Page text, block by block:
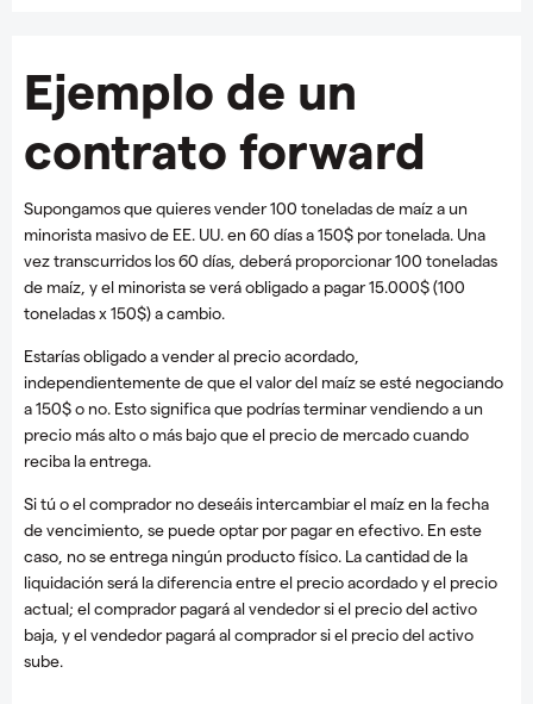
Ejemplo de un
contrato forward
Supongamos que quieres vender 100 toneladas de maíz a un
minorista masivo de EE. UU. en 60 días a 150$ por tonelada. Una
vez transcurridos los 60 días, deberá proporcionar 100 toneladas
de maíz, y el minorista se verá obligado a pagar 15.000$ (100
toneladas x 150$) a cambio.
Estarías obligado a vender al precio acordado,
independientemente de que el valor del maíz se esté negociando
a 150$ o no. Esto significa que podrías terminar vendiendo a un
precio más alto o más bajo que el precio de mercado cuando
reciba la entrega.
Si tú o el comprador no deseáis intercambiar el maíz en la fecha
de vencimiento, se puede optar por pagar en efectivo. En este
caso, no se entrega ningún producto físico. La cantidad de la
liquidación será la diferencia entre el precio acordado y el precio
actual; el comprador pagará al vendedor si el precio del activo
baja, y el vendedor pagará al comprador si el precio del activo
sube.